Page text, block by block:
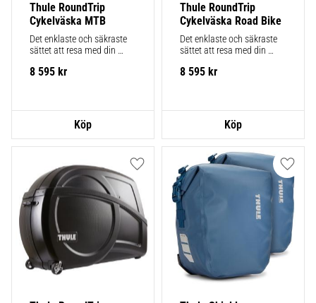
Thule RoundTrip
Cykelväska MTB
Det enklaste och säkraste
sättet att resa med din
integrerat reparationsställ
8 595 kr
Thule RoundTrip
Cykelväska Road Bike
Det enklaste och säkraste
sättet att resa med din
cyclocross-cykel. Har ett
8 595 kr
Lägg till i favoriter Lägg